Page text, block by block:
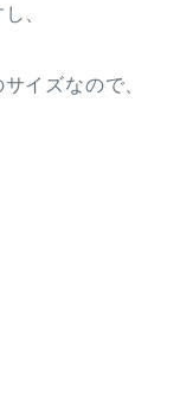
、
イズなので、